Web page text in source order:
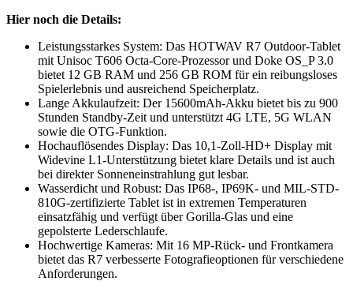
Hier noch die Details:
Leistungsstarkes System: Das HOTWAV R7 Outdoor-Tablet
mit Unisoc T606 Octa-Core-Prozessor und Doke OS_P 3.0
bietet 12 GB RAM und 256 GB ROM für ein reibungsloses
Spielerlebnis und ausreichend Speicherplatz.
Lange Akkulaufzeit: Der 15600mAh-Akku bietet bis zu 900
Stunden Standby-Zeit und unterstützt 4G LTE, 5G WLAN
sowie die OTG-Funktion.
Hochauflösendes Display: Das 10,1-Zoll-HD+ Display mit
Widevine L1-Unterstützung bietet klare Details und ist auch
bei direkter Sonneneinstrahlung gut lesbar.
Wasserdicht und Robust: Das IP68-, IP69K- und MIL-STD-
810G-zertifizierte Tablet ist in extremen Temperaturen
einsatzfähig und verfügt über Gorilla-Glas und eine
gepolsterte Lederschlaufe.
Hochwertige Kameras: Mit 16 MP-Rück- und Frontkamera
bietet das R7 verbesserte Fotografieoptionen für verschiedene
Anforderungen.